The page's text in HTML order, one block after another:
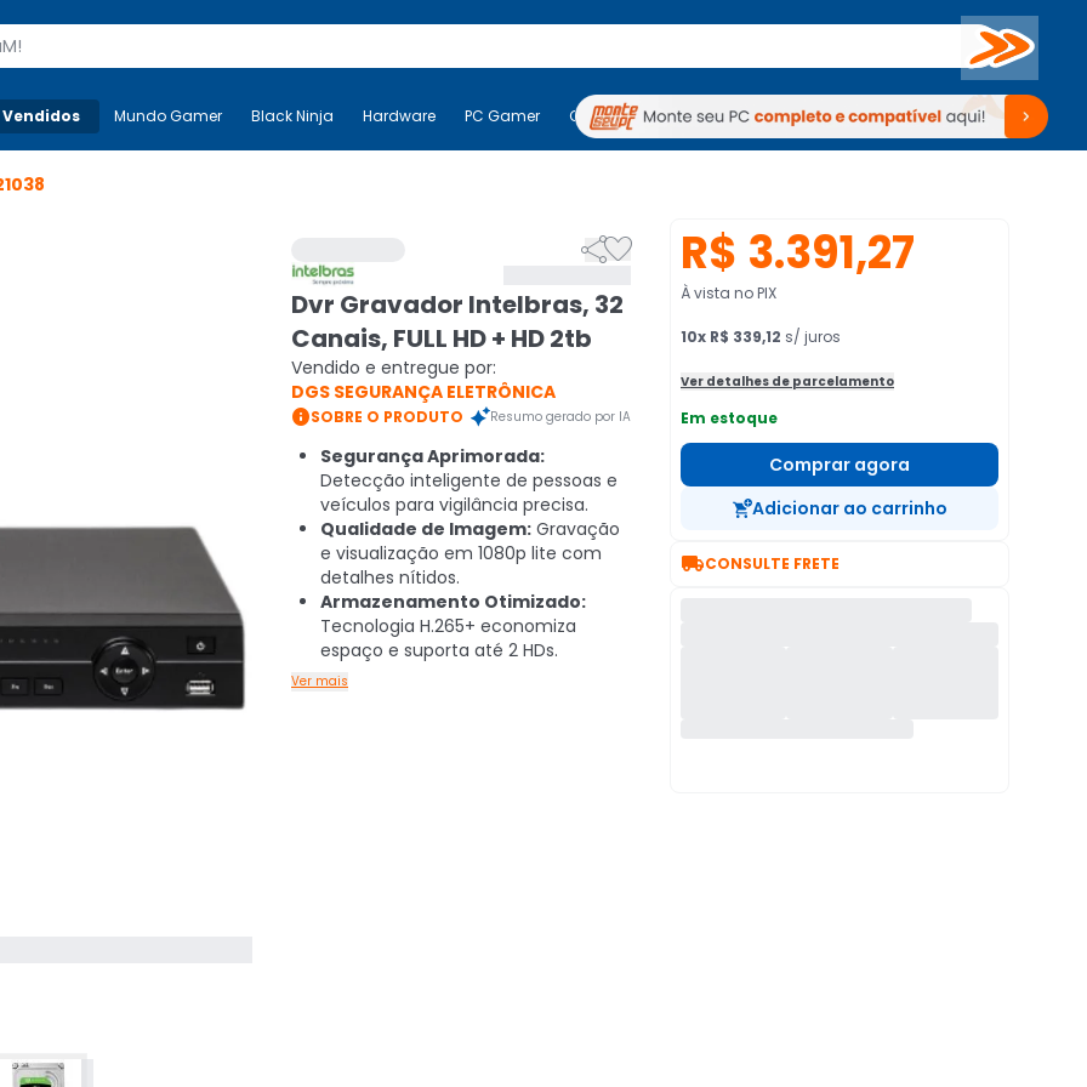
Buscar
Mais-v- Mundo Gamer Black Ninja Hardware PC Gamer Computadores Periféricos TV Venda no KaBuM!
Mundo Gamer Black Ninja Hardware PC Gamer Computadores Periféricos TV Venda no KaBuM!

Dvr Gravador Intelbras, 32
Canais, FULL HD + HD 2tb
Vendido e entregue por:
DGS SEGURANÇA ELETRÔNICA
SOBRE O PRODUTO Resumo gerado por IA
Segurança Aprimorada:
Detecção inteligente de pessoas e
veículos para vigilância precisa.
Qualidade de Imagem: Gravação
e visualização em 1080p lite com
detalhes nítidos.
Armazenamento Otimizado:
Tecnologia H.265+ economiza
espaço e suporta até 2 HDs.
Ver mais
R$ 3.391,27
À vista no PIX
10x R$ 339,12 s/ juros
Ver detalhes de parcelamento
Em estoque
Comprar agora
Adicionar ao carrinho
CONSULTE FRETE